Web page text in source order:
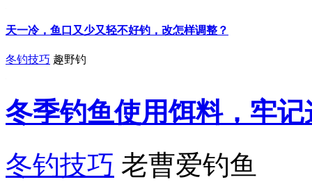
天一冷，鱼口又少又轻不好钓，改怎样调整？
冬钓技巧 趣野钓
冬季钓鱼使用饵料，牢
冬钓技巧 老曹爱钓鱼